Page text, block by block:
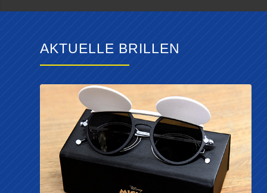
AKTUELLE BRILLEN